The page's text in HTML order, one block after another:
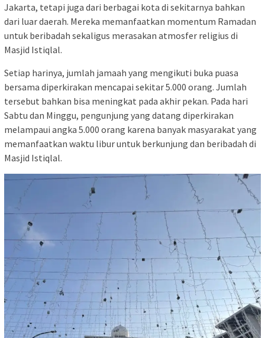
Jakarta, tetapi juga dari berbagai kota di sekitarnya bahkan
dari luar daerah. Mereka memanfaatkan momentum Ramadan
untuk beribadah sekaligus merasakan atmosfer religius di
Masjid Istiqlal.
Setiap harinya, jumlah jamaah yang mengikuti buka puasa
bersama diperkirakan mencapai sekitar 5.000 orang. Jumlah
tersebut bahkan bisa meningkat pada akhir pekan. Pada hari
Sabtu dan Minggu, pengunjung yang datang diperkirakan
melampaui angka 5.000 orang karena banyak masyarakat yang
memanfaatkan waktu libur untuk berkunjung dan beribadah di
Masjid Istiqlal.